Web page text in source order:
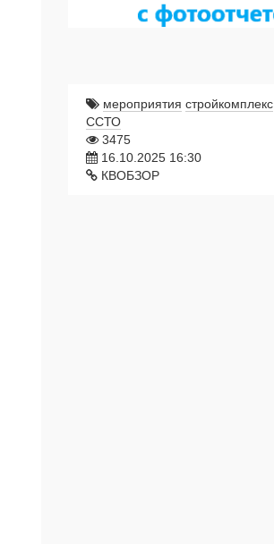
мероприятия стройкомплекс
ССТО
3475
16.10.2025 16:30
КВОБЗОР